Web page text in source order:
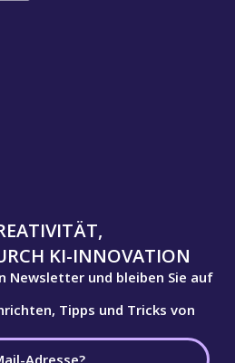
KI-INNOVATION
Newsletter und bleiben Sie auf
Tipps und Tricks von